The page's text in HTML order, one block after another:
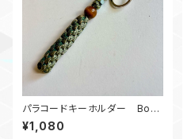
パラコードキーホルダー Box_
ウッドビーズ_M6_ デジタルカ
モ、カモ180
¥1,080